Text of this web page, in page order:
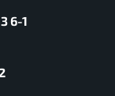
6-1